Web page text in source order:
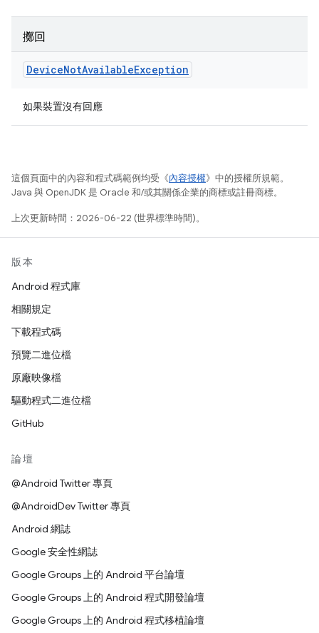
擲回
DeviceNotAvailableException
如果裝置沒有回應
這個頁面中的內容和程式碼範例均受《內容授權》中的授權所規範。
Java 與 OpenJDK 是 Oracle 和/或其關係企業的商標或註冊商標。
上次更新時間：2026-06-22 (世界標準時間)。
版本
Android 程式庫
相關規定
下載程式碼
預覽二進位檔
原廠映像檔
驅動程式二進位檔
GitHub
論壇
@Android Twitter 專頁
@AndroidDev Twitter 專頁
Android 網誌
Google 安全性網誌
Google Groups 上的 Android 平台論壇
Google Groups 上的 Android 程式開發論壇
Google Groups 上的 Android 程式移植論壇